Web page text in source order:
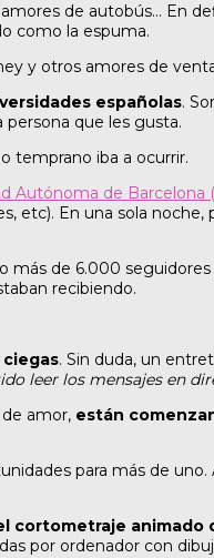
de autobús… En
como la espuma.
y otros amores de
españolas.
persona que les gusta.
temprano iba a ocurrir.
Autónoma de Barcelona
etc). En una sola
más de 6.000
recibiendo.
. Sin duda, un
leer los mensajes en
amor, están
para más de
cortometraje animado
por ordenador con